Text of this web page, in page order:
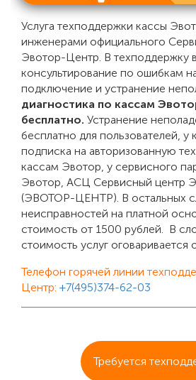
Услуга техподдержки кассы
инженерами официального
Эвотор-Центр. В техподдержку
консультирование по ошибкам
подключение и устранение
диагностика по кассам
бесплатно. Устранение
бесплатно для пользователей, у
подписка на авторизованную
кассам Эвотор, у сервисного
Эвотор, АСЦ Сервисный центр
(ЭВОТОР-ЦЕНТР). В остальных
неисправностей на платной
стоимость от 1500 рублей. В
стоимость услуг оговаривается
Телефон горячей линии
Центр: +7(495)374-62-03
Требуется